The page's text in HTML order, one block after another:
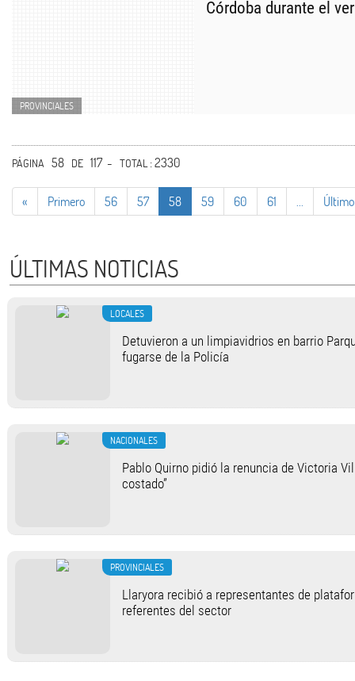
PROVINCIALES
Córdoba durante el
PÁGINA 58 DE 117 - TOTAL: 2330
« Primero 56 57 58 59 60 61 Último
ÚLTIMAS NOTICIAS
LOCALES
Detuvieron a un limpiavidrios en barrio
fugarse de la Policía
NACIONALES
Pablo Quirno pidió la renuncia de Victoria
costado”
PROVINCIALES
Llaryora recibió a representantes de
referentes del sector